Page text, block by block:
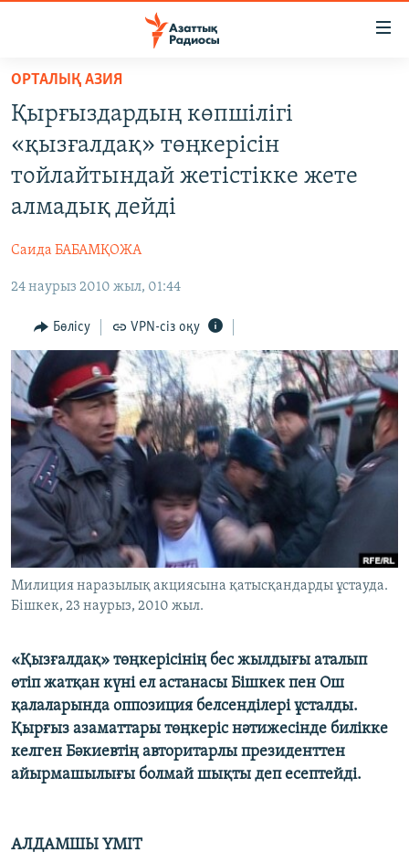
Skip
main
content
main
Skip
to
САЯСАТ
AZATTYQTV
ҚАҢТАР ОҚИҒАСЫ
ӘЛЕУМЕТ
ӘЛЕМ
АРНАЙЫ ЖОБАЛАР
Русский
ЖАЗЫЛЫҢЫЗ
Басқа тілдерде
ОРТАЛЫҚ АЗИЯ
Қырғыздардың көпшілігі
«қызғалдақ» төңкерісін
тойлайтындай жетістікке жете
алмадық дейді
Саида БАБАМҚОЖА
24 наурыз 2010 жыл, 01:44
Бөлісу VPN-сіз оқу
Милиция наразылық акциясына қатысқандарды ұстауда.
Бішкек, 23 наурыз, 2010 жыл.
«Қызғалдақ» төңкерісінің бес жылдығы аталып
өтіп жатқан күні ел астанасы Бішкек пен Ош
қалаларында оппозиция белсенділері ұсталды.
Қырғыз азаматтары төңкеріс нәтижесінде билікке
келген Бәкиевтің авторитарлы президенттен
айырмашылығы болмай шықты деп есептейді.
АЛДАМШЫ ҮМІТ